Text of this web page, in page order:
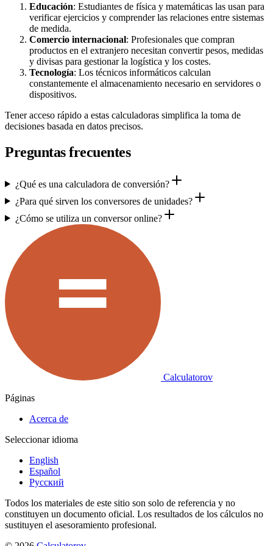
Educación: Estudiantes de física y matemáticas las usan para
verificar ejercicios y comprender las relaciones entre sistemas
de medida.
Comercio internacional: Profesionales que compran
productos en el extranjero necesitan convertir pesos, medidas
y divisas para gestionar la logística y los costes.
Tecnología: Los técnicos informáticos calculan
constantemente el almacenamiento necesario en servidores o
dispositivos.
Tener acceso rápido a estas calculadoras simplifica la toma de
decisiones basada en datos precisos.
Preguntas frecuentes
¿Qué es una calculadora de conversión?
¿Para qué sirven los conversores de unidades?
¿Cómo se utiliza un conversor online?
Calculatorov
Páginas
Acerca de
Seleccionar idioma
English
Español
Русский
Todos los materiales de este sitio son solo de referencia y no
constituyen un documento oficial. Los resultados de los cálculos no
sustituyen el asesoramiento profesional.